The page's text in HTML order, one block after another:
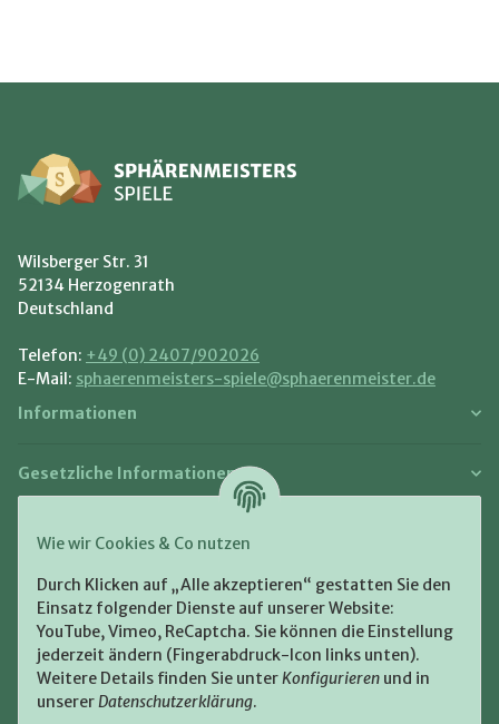
Wie wir Cookies & Co nutzen
Durch Klicken auf „Alle akzeptieren“ gestatten Sie den
Einsatz folgender Dienste auf unserer Website:
YouTube, Vimeo, ReCaptcha. Sie können die Einstellung
jederzeit ändern (Fingerabdruck-Icon links unten).
Weitere Details finden Sie unterKonfigurieren und in
unsererDatenschutzerklärung.
Wilsberger Str. 31
52134 Herzogenrath
Deutschland
Telefon: +49 (0) 2407/902026
E-Mail: sphaerenmeisters-spiele@sphaerenmeister.de
Informationen
Gesetzliche Informationen